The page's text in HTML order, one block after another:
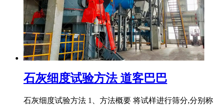
石灰细度试验方法 道客巴巴
石灰细度试验方法 1、方法概要 将试样进行筛分,分别称